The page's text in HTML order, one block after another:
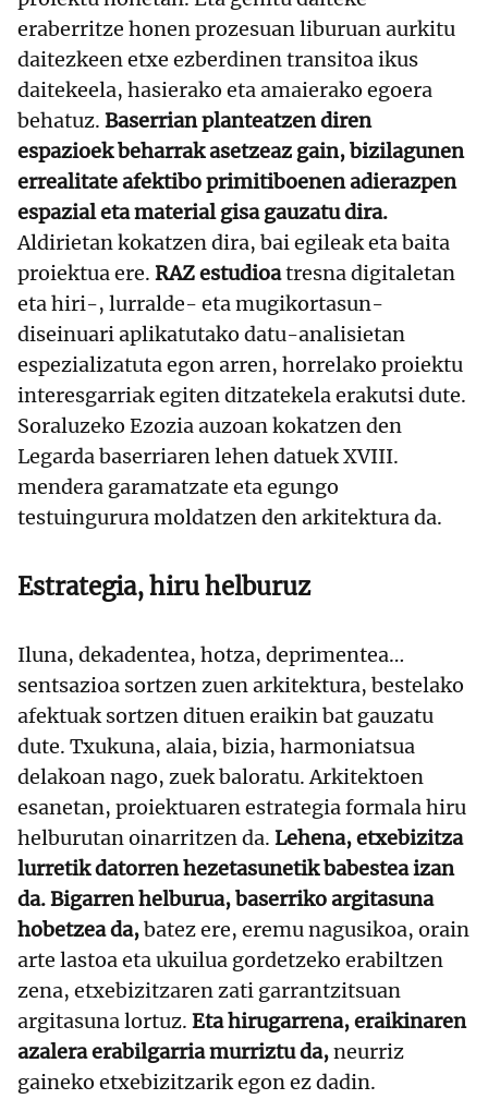
eraberritze honen prozesuan liburuan aurkitu
daitezkeen etxe ezberdinen transitoa ikus
daitekeela, hasierako eta amaierako egoera
behatuz. Baserrian planteatzen diren
espazioek beharrak asetzeaz gain, bizilagunen
errealitate afektibo primitiboenen adierazpen
espazial eta material gisa gauzatu dira.
Aldirietan kokatzen dira, bai egileak eta baita
proiektua ere. RAZ estudioatresna digitaletan
eta hiri-, lurralde- eta mugikortasun-
diseinuari aplikatutako datu-analisietan
espezializatuta egon arren, horrelako proiektu
interesgarriak egiten ditzatekela erakutsi dute.
Soraluzeko Ezozia auzoan kokatzen den
Legarda baserriaren lehen datuek XVIII.
mendera garamatzate eta egungo
testuingurura moldatzen den arkitektura da.
Estrategia, hiru helburuz
Iluna, dekadentea, hotza, deprimentea…
sentsazioa sortzen zuen arkitektura, bestelako
afektuak sortzen dituen eraikin bat gauzatu
dute. Txukuna, alaia, bizia, harmoniatsua
delakoan nago, zuek baloratu. Arkitektoen
esanetan, proiektuaren estrategia formala hiru
helburutan oinarritzen da. Lehena, etxebizitza
lurretik datorren hezetasunetik babestea izan
da. Bigarren helburua, baserriko argitasuna
hobetzea da,batez ere, eremu nagusikoa, orain
arte lastoa eta ukuilua gordetzeko erabiltzen
zena, etxebizitzaren zati garrantzitsuan
argitasuna lortuz. Eta hirugarrena, eraikinaren
azalera erabilgarria murriztu da,neurriz
gaineko etxebizitzarik egon ez dadin.